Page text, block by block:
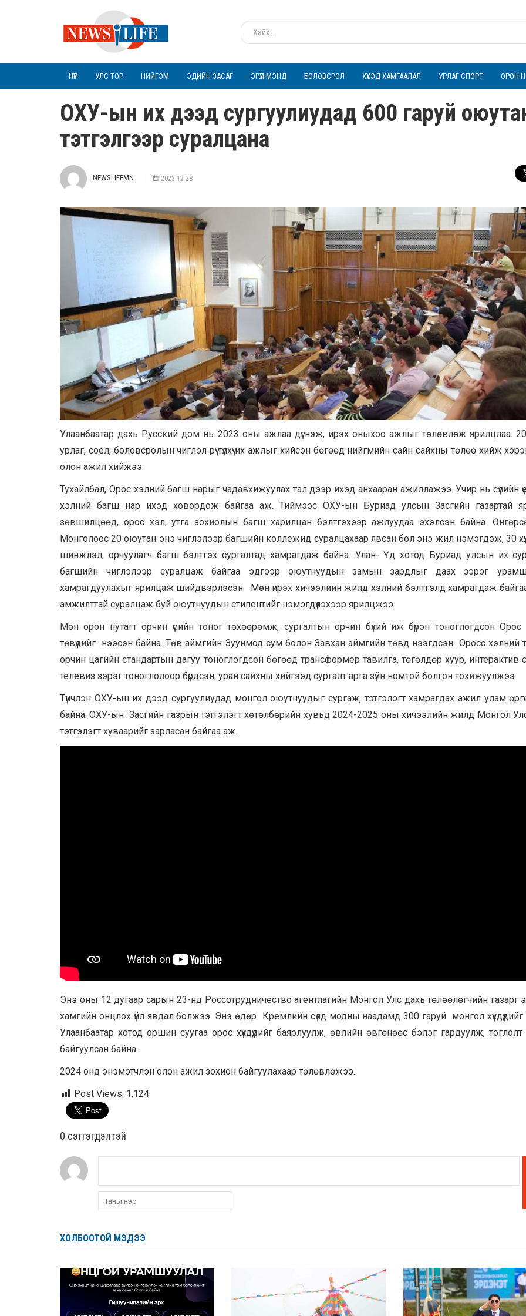
НҮҮР УЛС ТӨР НИЙГЭМ ЭДИЙН ЗАСАГ ЭРҮҮЛ МЭНД БОЛОВСРОЛ ХҮҮХЭД ХАМГААЛАЛ УРЛАГ СПОРТ ОРОН
ОХУ-ын их дээд сургуулиудад 600 гаруй
тэтгэлгээр суралцана
NEWSLIFEMN 2023-12-28
Улаанбаатар дахь Русский дом нь 2023 оны ажлаа дүгнэж, ирэх оныхоо ажлыг төлөвлөж ярилцлаа.
урлаг, соёл, боловсролын чиглэл рүү түлхүү их ажлыг хийсэн бөгөөд нийгмийн сайн сайхны төлөө хийж
олон ажил хийжээ.
Тухайлбал, Орос хэлний багш нарыг чадавхижуулах тал дээр ихэд анхааран ажиллажээ. Учир нь сүүлийн
хэлний багш нар ихэд ховордож байгаа аж. Тиймээс ОХУ-ын Буриад улсын Засгийн газартай
зөвшилцөөд, орос хэл, утга зохиолын багш харилцан бэлтгэхээр ажлуудаа эхэлсэн байна.
Монголоос 20 оюутан энэ чиглэлээр багшийн коллежид суралцахаар явсан бол энэ жил нэмэгдэж, 30
шинжлэл, орчуулагч багш бэлтгэх сургалтад хамрагдаж байна. Улан- Үд хотод Буриад улсын их
багшийн чиглэлээр суралцаж байгаа эдгээр оюутнуудын замын зардлыг даах зэрэг
хамрагдуулахыг ярилцаж шийдвэрлэсэн. Мөн ирэх хичээлийн жилд хэлний бэлтгэлд хамрагдаж
амжилттай суралцаж буй оюутнуудын стипентийг нэмэгдүүлэхээр ярилцжээ.
Мөн орон нутагт орчин үеийн тоног төхөөрөмж, сургалтын орчин бүхий иж бүрэн тоноглогдсон Орос
төвүүдийг нээсэн байна. Төв аймгийн Зуунмод сум болон Завхан аймгийн төвд нээгдсэн Оросс хэлний
орчин цагийн стандартын дагуу тоноглогдсон бөгөөд трансформер тавилга, төгөлдөр хуур, интерактив
телевиз зэрэг тоноглолоор бүрдсэн, уран сайхны хийгээд сургалт арга зүйн номтой болгон тохижуулжээ.
Түүнчлэн ОХУ-ын их дээд сургуулиудад монгол оюутнуудыг сургаж, тэтгэлэгт хамрагдах ажил улам
байна. ОХУ-ын Засгийн газрын тэтгэлэгт хөтөлбөрийн хувьд 2024-2025 оны хичээлийн жилд Монгол
тэтгэлэгт хуваарийг зарласан байгаа аж.
Энэ оны 12 дугаар сарын 23-нд Россотрудничество агентлагийн Монгол Улс дахь төлөөлөгчийн газарт
хамгийн онцлох үйл явдал болжээ. Энэ өдөр Кремлийн сүлд модны наадамд 300 гаруй монгол
Улаанбаатар хотод оршин суугаа орос хүүхдүүдийг баярлуулж, өвлийн өвгөнөөс бэлэг гардуулж,
байгуулсан байна.
2024 онд энэмэтчлэн олон ажил зохион байгуулахаар төлөвлөжээ.
Post Views: 1,124
0 cэтгэгдэлтэй
ХОЛБООТОЙ МЭДЭЭ